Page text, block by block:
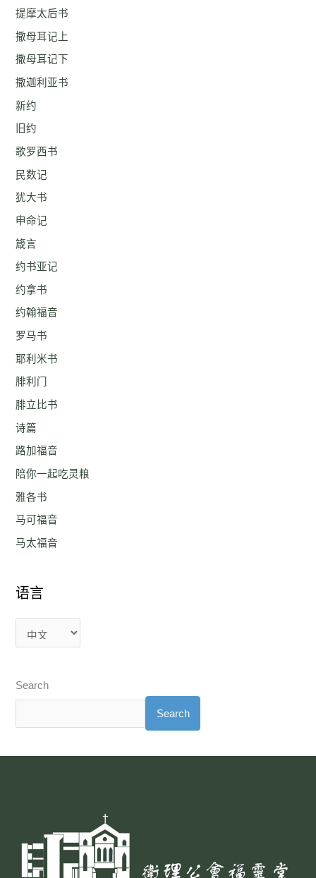
提摩太后书
撒母耳记上
撒母耳记下
撒迦利亚书
新约
旧约
歌罗西书
民数记
犹大书
申命记
箴言
约书亚记
约拿书
约翰福音
罗马书
耶利米书
腓利门
腓立比书
诗篇
路加福音
陪你一起吃灵粮
雅各书
马可福音
马太福音
语言
Search
Search